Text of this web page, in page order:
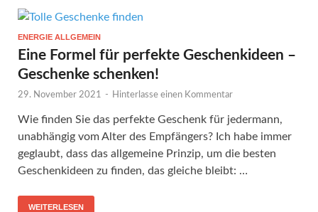
ENERGIE ALLGEMEIN
Eine Formel für perfekte Geschenkideen –
Geschenke schenken!
29. November 2021 - Hinterlasse einen Kommentar
Wie finden Sie das perfekte Geschenk für jedermann,
unabhängig vom Alter des Empfängers? Ich habe immer
geglaubt, dass das allgemeine Prinzip, um die besten
Geschenkideen zu finden, das gleiche bleibt: …
WEITERLESEN